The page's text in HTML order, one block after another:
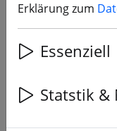
12% SPAREN
Erklärung zum
Essenziell
Statstik &